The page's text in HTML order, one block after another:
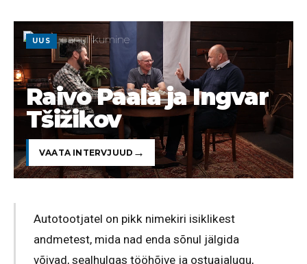
UUS
Raivo Paala ja Ingvar
Tšižikov
VAATA INTERVJUUD
Autotootjatel on pikk nimekiri isiklikest
andmetest, mida nad enda sõnul jälgida
võivad, sealhulgas tööhõive ja ostuajalugu,